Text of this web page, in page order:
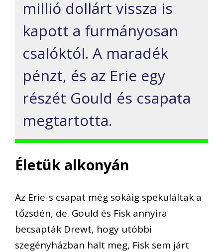
millió dollárt vissza is
kapott a furmányosan
csalóktól. A maradék
pénzt, és az Erie egy
részét Gould és csapata
megtartotta.
Életük alkonyán
Az Erie-s csapat még sokáig spekuláltak a
tőzsdén, de. Gould és Fisk annyira
becsapták Drewt, hogy utóbbi
szegényházban halt meg, Fisk sem járt